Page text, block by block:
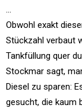
...
Obwohl exakt
Stückzahl verbaut
Tankfüllung quer
Stockmar sagt,
Diesel zu sparen:
gesucht, die kaum